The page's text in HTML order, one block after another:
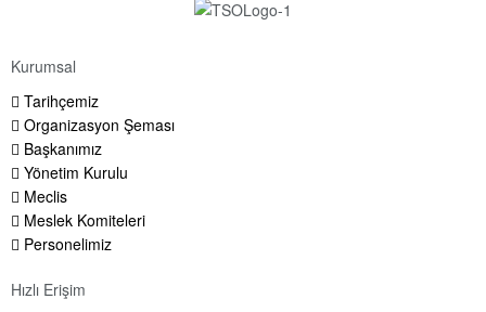
Kurumsal
Tarihçemiz
Organizasyon Şeması
Başkanımız
Yönetim Kurulu
Meclis
Meslek Komiteleri
Personelimiz
Hızlı Erişim